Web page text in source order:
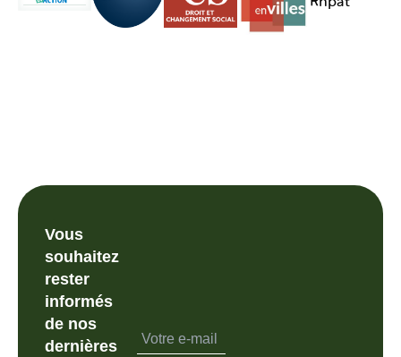
Vous
souhaitez
rester
informés
de nos
dernières